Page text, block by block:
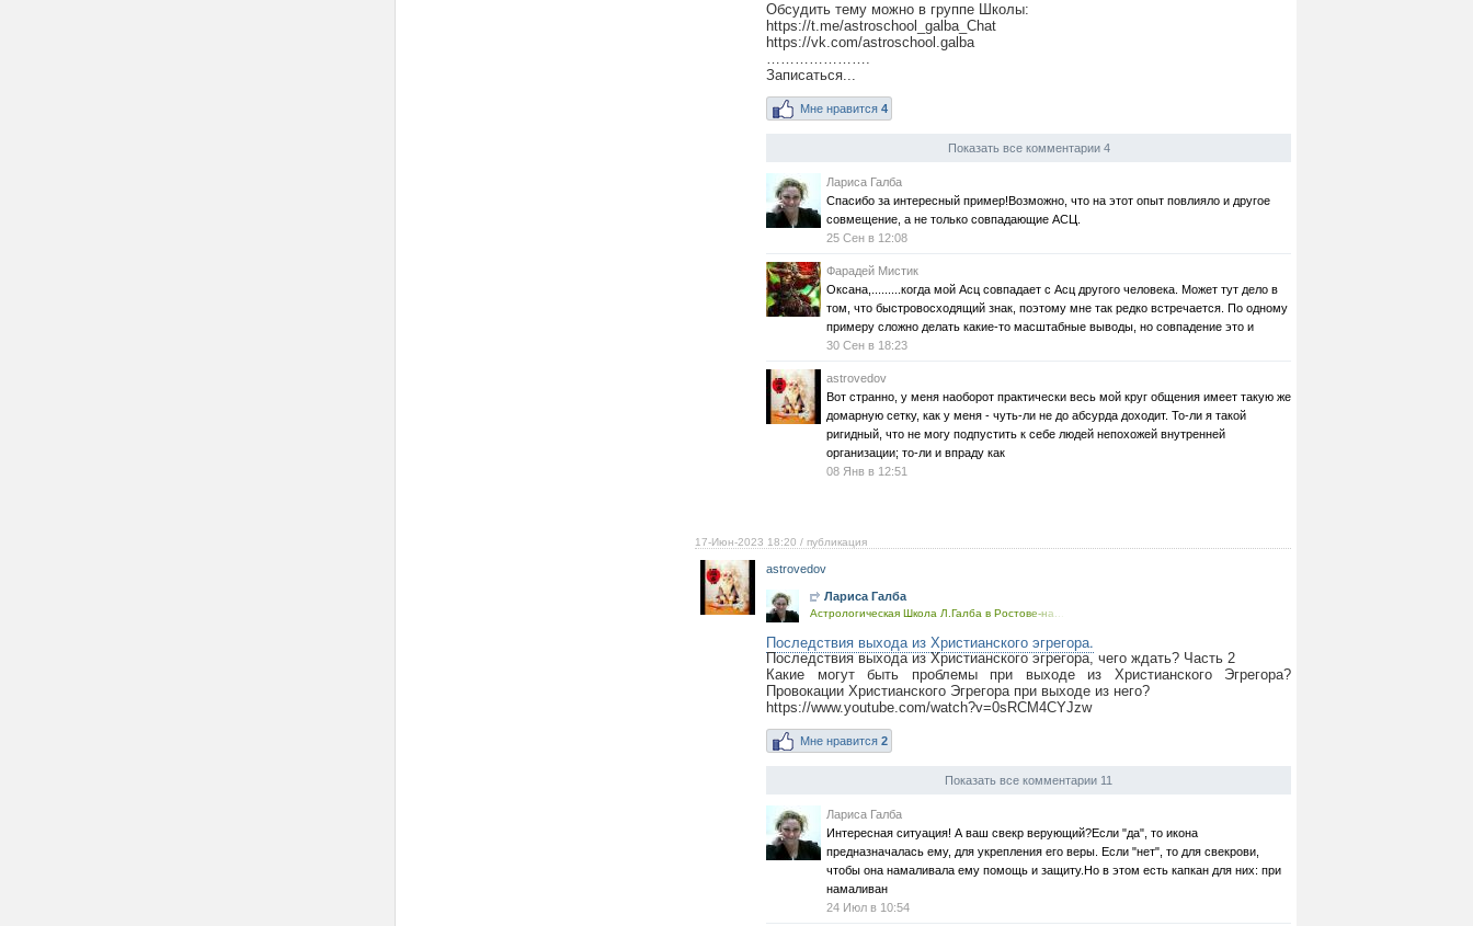
Обсудить тему можно в группе Школы:
https://t.me/astroschool_galba_Chat
https://vk.com/astroschool.galba
………………….
Записаться...
Мне нравится 4
Показать все комментарии 4
Лариса Галба
Спасибо за интересный пример!Возможно, что на этот опыт повлияло и другое
совмещение, а не только совпадающие АСЦ.
25 Сен в 12:08
Фарадей Мистик
Оксана,.........когда мой Асц совпадает с Асц другого человека. Может тут дело в
том, что быстровосходящий знак, поэтому мне так редко встречается. По одному
примеру сложно делать какие-то масштабные выводы, но совпадение это и
30 Сен в 18:23
astrovedov
Вот странно, у меня наоборот практически весь мой круг общения имеет такую же
домарную сетку, как у меня - чуть-ли не до абсурда доходит. То-ли я такой
ригидный, что не могу подпустить к себе людей непохожей внутренней
организации; то-ли и впраду как
08 Янв в 12:51
17-Июн-2023 18:20 / публикация
astrovedov
Лариса Галба
Астрологическая Школа Л.Галба в Ростове-на...
Последствия выхода из Христианского эгрегора.
Последствия выхода из Христианского эгрегора, чего ждать? Часть 2
Какие могут быть проблемы при выходе из Христианского Эгрегора?
Провокации Христианского Эгрегора при выходе из него?
https://www.youtube.com/watch?v=0sRCM4CYJzw
Мне нравится 2
Показать все комментарии 11
Лариса Галба
Интересная ситуация! А ваш свекр верующий?Если "да", то икона
предназначалась ему, для укрепления его веры. Если "нет", то для свекрови,
чтобы она намаливала ему помощь и защиту.Но в этом есть капкан для них: при
намаливан
24 Июл в 10:54